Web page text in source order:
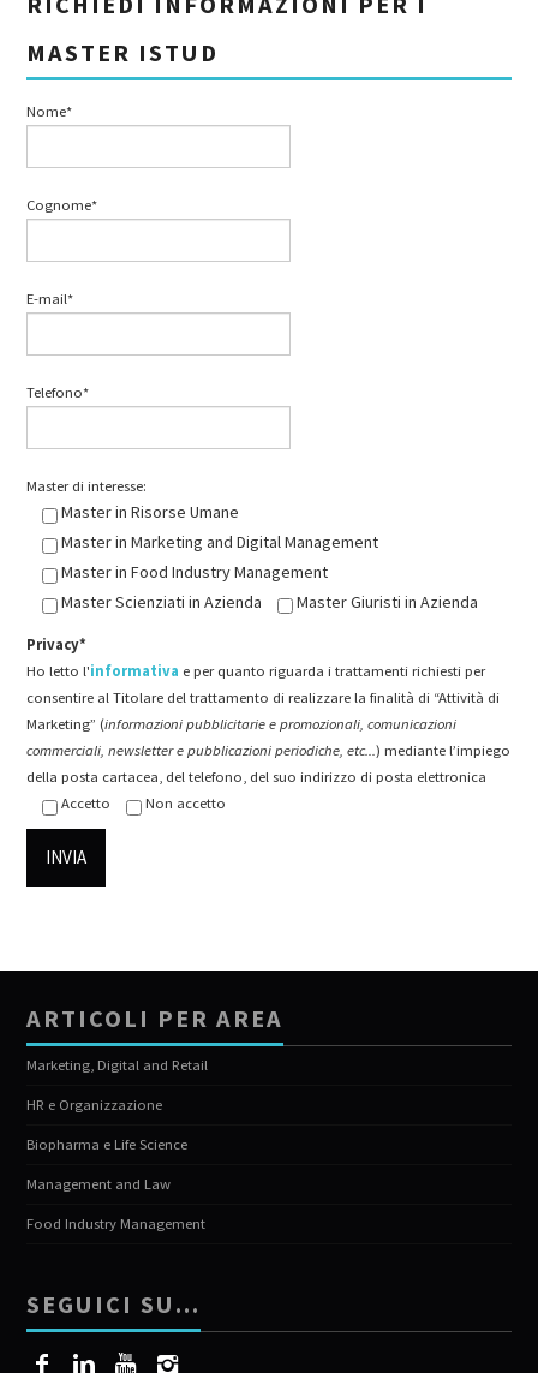
MASTER ISTUD
Nome*
Cognome*
E-mail*
Telefono*
Master di interesse:
Master in Risorse Umane
Master in Marketing and Digital Management
Master in Food Industry Management
Master Scienziati in Azienda
Master Giuristi in Azienda
Privacy*
Ho letto l'informativa e per quanto riguarda i trattamenti richiesti per
consentire al Titolare del trattamento di realizzare la finalità di “Attività di
Marketing” (informazioni pubblicitarie e promozionali, comunicazioni
commerciali, newsletter e pubblicazioni periodiche, etc...) mediante l’impiego
della posta cartacea, del telefono, del suo indirizzo di posta elettronica
Accetto
Non accetto
ARTICOLI PER AREA
Marketing, Digital and Retail
HR e Organizzazione
Biopharma e Life Science
Management and Law
Food Industry Management
SEGUICI SU…